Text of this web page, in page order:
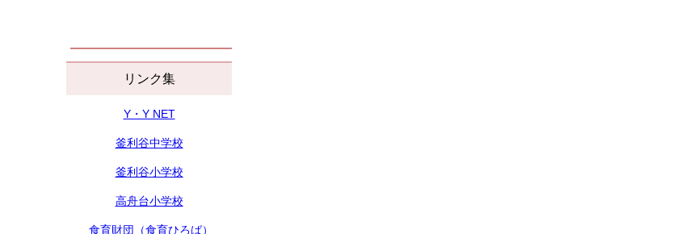
リンク集
Y・Y NET
釜利谷中学校
釜利谷小学校
高舟台小学校
食育財団（食育ひろば）